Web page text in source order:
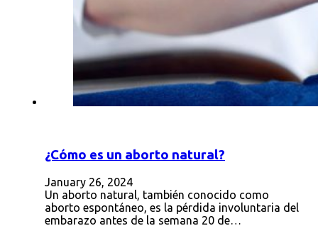
¿Cómo es un aborto natural?
January 26, 2024
Un aborto natural, también conocido como
aborto espontáneo, es la pérdida involuntaria del
embarazo antes de la semana 20 de…